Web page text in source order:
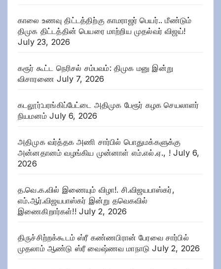
காலை உணவு திட்டத்திற்கு காமராஜர் பெயர்.. மீண்டும்
திமுக திட்டத்தின் பெயரை மாற்றிய முதல்வர் விஜய்!
July 23, 2026
கரூர் கூட்ட நெரிசல் சம்பவம்: திமுக மனு இன்று
விசாரணை July 7, 2026
கடலூர்:பரங்கிப்பேட்டை அதிமுக பேரூர் கழக செயலாளர்
நியமனம் July 6, 2026
அதிமுக வர்த்தக அணி சார்பில் பொதுமக்களுக்கு
அன்னதானம் வழங்கிய முன்னாள் எம்.எல்.ஏ., ! July 6,
2026
த.வெ.க.வில் இணையும் விழா!. சி.விஜயபாஸ்கர்,
எம்.ஆர்.விஜயபாஸ்கர் இன்று தவெகவில்
இணைகிறார்கள்!! July 2, 2026
திருச்சிற்றக்கூடம் ஸ்ரீ கண்ணபிரான் பேரவை சார்பில்
முதலாம் ஆண்டு ஸ்ரீ வைஷ்ணவ மாநாடு July 2, 2026